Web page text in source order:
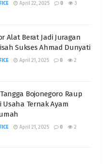
April 22, 2025 0 3
Alat Berat Jadi Juragan
Sukses Ahmad Dunyati
April 21, 2025 0 2
Bojonegoro Raup
Ternak Ayam
April 21, 2025 0 2